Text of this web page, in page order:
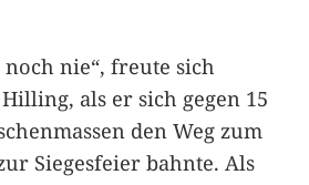
noch nie“, freute sich
als er sich gegen 15
den Weg zum
Siegesfeier bahnte. Als